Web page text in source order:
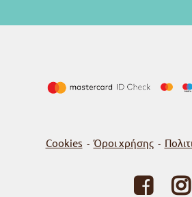
Cookies - Όροι χρήσης -